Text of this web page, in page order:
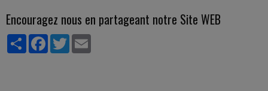
Encouragez nous en partageant notre Site WEB
PartagerFacebookTwitter